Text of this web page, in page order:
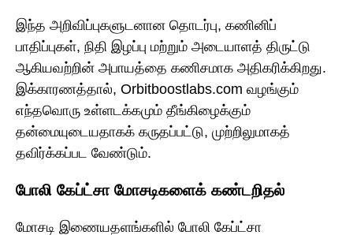
இந்த அறிவிப்புகளுடனான தொடர்பு, கணினிப்
பாதிப்புகள், நிதி இழப்பு மற்றும் அடையாளத் திருட்டு
ஆகியவற்றின் அபாயத்தை கணிசமாக அதிகரிக்கிறது.
இக்காரணத்தால், Orbitboostlabs.com வழங்கும்
எந்தவொரு உள்ளடக்கமும் தீங்கிழைக்கும்
தன்மையுடையதாகக் கருதப்பட்டு, முற்றிலுமாகத்
தவிர்க்கப்பட வேண்டும்.
போலி கேப்ட்சா மோசடிகளைக் கண்டறிதல்
மோசடி இணையதளங்களில் போலி கேப்ட்சா